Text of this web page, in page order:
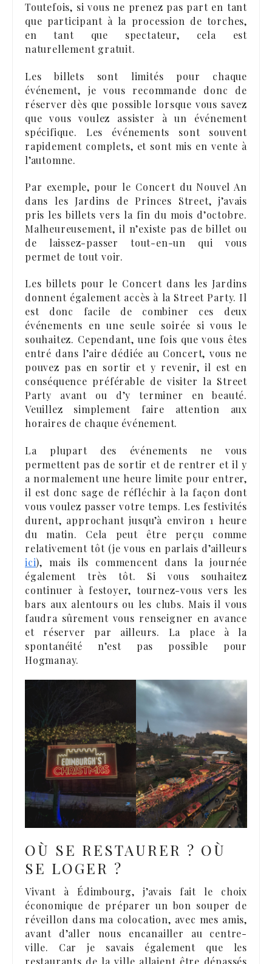
Toutefois, si vous ne prenez pas part en tant
que participant à la procession de torches,
en tant que spectateur, cela est
naturellement gratuit.
Les billets sont limités pour chaque
événement, je vous recommande donc de
réserver dès que possible lorsque vous savez
que vous voulez assister à un événement
spécifique. Les événements sont souvent
rapidement complets, et sont mis en vente à
l’automne.
Par exemple, pour le Concert du Nouvel An
dans les Jardins de Princes Street, j’avais
pris les billets vers la fin du mois d’octobre.
Malheureusement, il n’existe pas de billet ou
de laissez-passer tout-en-un qui vous
permet de tout voir.
Les billets pour le Concert dans les Jardins
donnent également accès à la Street Party. Il
est donc facile de combiner ces deux
événements en une seule soirée si vous le
souhaitez. Cependant, une fois que vous êtes
entré dans l’aire dédiée au Concert, vous ne
pouvez pas en sortir et y revenir, il est en
conséquence préférable de visiter la Street
Party avant ou d’y terminer en beauté.
Veuillez simplement faire attention aux
horaires de chaque événement.
La plupart des événements ne vous
permettent pas de sortir et de rentrer et il y
a normalement une heure limite pour entrer,
il est donc sage de réfléchir à la façon dont
vous voulez passer votre temps. Les festivités
durent, approchant jusqu’à environ 1 heure
du matin. Cela peut être perçu comme
relativement tôt (je vous en parlais d’ailleurs
ici), mais ils commencent dans la journée
également très tôt. Si vous souhaitez
continuer à festoyer, tournez-vous vers les
bars aux alentours ou les clubs. Mais il vous
faudra sûrement vous renseigner en avance
et réserver par ailleurs. La place à la
spontanéité n’est pas possible pour
Hogmanay.
OÙ SE RESTAURER ? OÙ
SE LOGER ?
Vivant à Édimbourg, j’avais fait le choix
économique de préparer un bon souper de
réveillon dans ma colocation, avec mes amis,
avant d’aller nous encanailler au centre-
ville. Car je savais également que les
restaurants de la ville allaient être dépassés